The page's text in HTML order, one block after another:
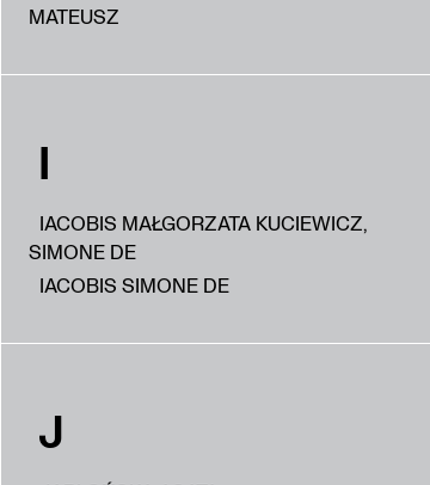
MATEUSZ
I
IACOBIS MAŁGORZATA KUCIEWICZ,
SIMONE DE
IACOBIS SIMONE DE
J